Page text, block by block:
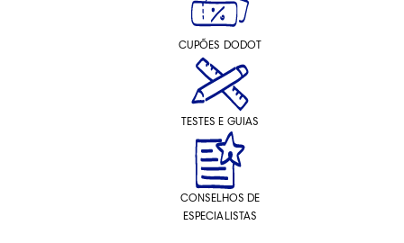
CUPÕES DODOT
TESTES E GUIAS
CONSELHOS DE
ESPECIALISTAS